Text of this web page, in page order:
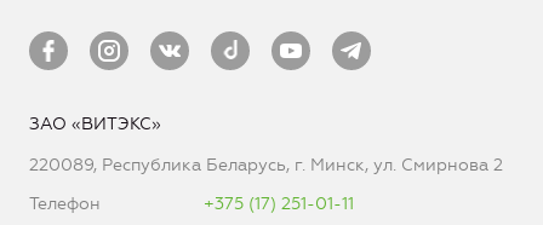
ЗАО «ВИТЭКС»
220089, Республика Беларусь, г. Минск, ул. Смирнова 2
Телефон
+375 (17) 251-01-11